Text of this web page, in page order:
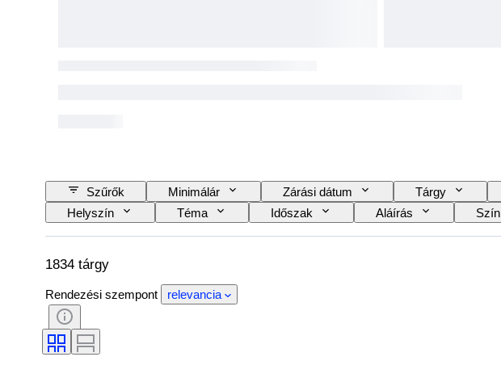
Szűrők Minimálár Zárási dátum Tárgy
Helyszín
Téma Időszak Aláírás Szín
1834 tárgy
Rendezési szempont relevancia